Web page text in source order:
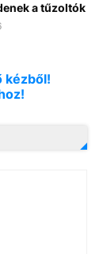
a tűzoltók
kézből!